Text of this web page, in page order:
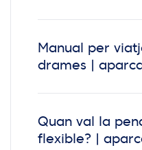
Manual per
drames |
Quan val la
flexible? |